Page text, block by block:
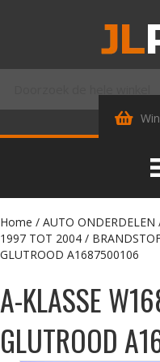
Home / AUTO ONDERDELEN
1997 TOT 2004 /
GLUTROOD A1687500106
A-KLASSE
GLUTROOD